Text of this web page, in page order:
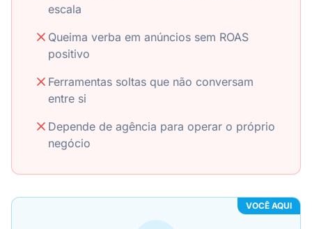
escala
Queima verba em anúncios sem ROAS
positivo
Ferramentas soltas que não conversam
entre si
Depende de agência para operar o próprio
negócio
VOCÊ AQUI